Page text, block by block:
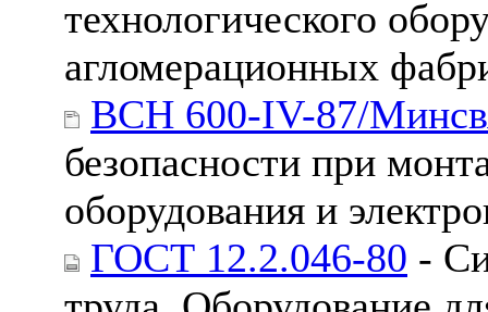
технологического
агломерационных
ВСН 600-IV-87/
безопасности при
оборудования и
ГОСТ 12.2.046-80 -